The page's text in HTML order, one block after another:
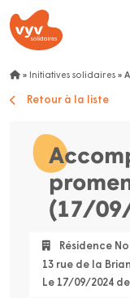
» Initiatives solidaires »
Retour à la liste
(17/
Résidence
13 rue de la
Le 17/09/2024